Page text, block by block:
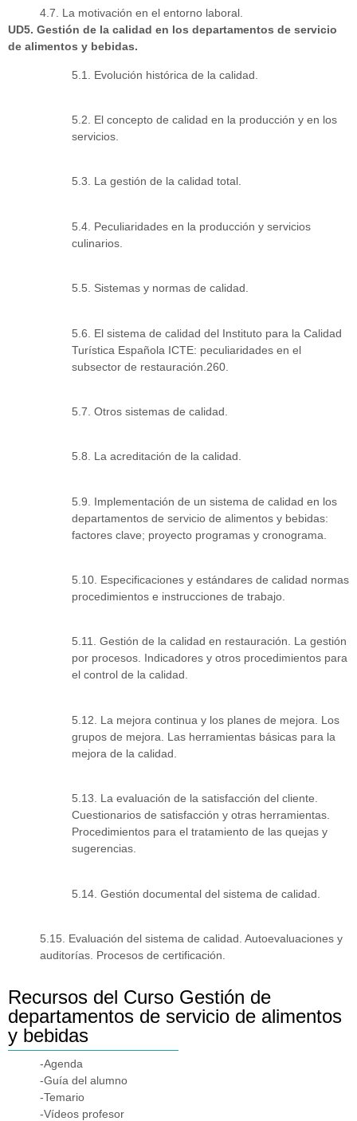
4.7. La motivación en el entorno laboral.
UD5. Gestión de la calidad en los departamentos de servicio
de alimentos y bebidas.
5.1. Evolución histórica de la calidad.
5.2. El concepto de calidad en la producción y en los
servicios.
5.3. La gestión de la calidad total.
5.4. Peculiaridades en la producción y servicios
culinarios.
5.5. Sistemas y normas de calidad.
5.6. El sistema de calidad del Instituto para la Calidad
Turística Española ICTE: peculiaridades en el
subsector de restauración.260.
5.7. Otros sistemas de calidad.
5.8. La acreditación de la calidad.
5.9. Implementación de un sistema de calidad en los
departamentos de servicio de alimentos y bebidas:
factores clave; proyecto programas y cronograma.
5.10. Especificaciones y estándares de calidad normas
procedimientos e instrucciones de trabajo.
5.11. Gestión de la calidad en restauración. La gestión
por procesos. Indicadores y otros procedimientos para
el control de la calidad.
5.12. La mejora continua y los planes de mejora. Los
grupos de mejora. Las herramientas básicas para la
mejora de la calidad.
5.13. La evaluación de la satisfacción del cliente.
Cuestionarios de satisfacción y otras herramientas.
Procedimientos para el tratamiento de las quejas y
sugerencias.
5.14. Gestión documental del sistema de calidad.
5.15. Evaluación del sistema de calidad. Autoevaluaciones y
auditorías. Procesos de certificación.
Recursos del Curso Gestión de
departamentos de servicio de alimentos
y bebidas
-Agenda
-Guía del alumno
-Temario
-Vídeos profesor